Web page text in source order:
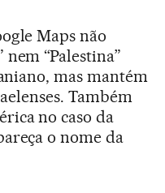
Maps não
“Palestina”
mas mantém
Também
no caso da
o nome da